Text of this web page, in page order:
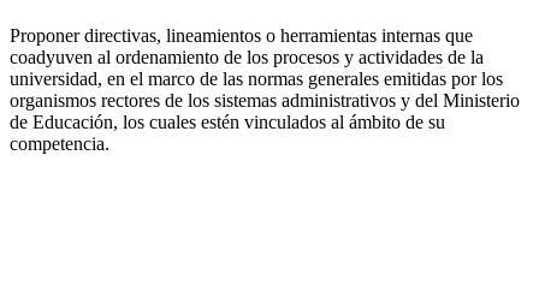
Proponer directivas, lineamientos o herramientas internas que
coadyuven al ordenamiento de los procesos y actividades de la
universidad, en el marco de las normas generales emitidas por los
organismos rectores de los sistemas administrativos y del Ministerio
de Educación, los cuales estén vinculados al ámbito de su
competencia.